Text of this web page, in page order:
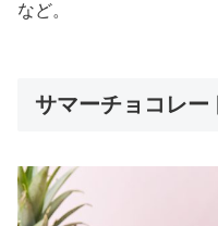
など。
サマーチョコレー